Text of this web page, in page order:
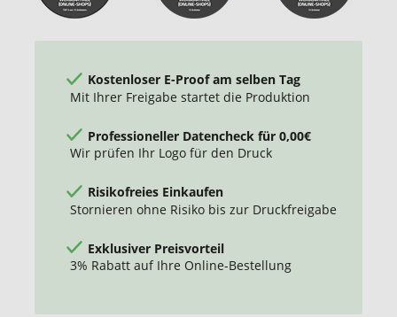
Kostenloser E-Proof am selben Tag
Mit Ihrer Freigabe startet die Produktion
Professioneller Datencheck für 0,00€
Wir prüfen Ihr Logo für den Druck
Risikofreies Einkaufen
Stornieren ohne Risiko bis zur Druckfreigabe
Exklusiver Preisvorteil
3% Rabatt auf Ihre Online-Bestellung